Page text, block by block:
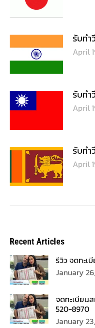
รับทำ
April
รับทำ
April
รับทำ
April
Recent Articles
รีวิว จดทะเ
January
จดทะเบียน
520-8970
January